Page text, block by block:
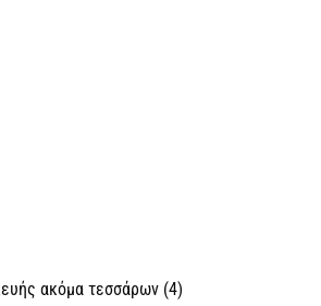
ακόμα τεσσάρων (4)